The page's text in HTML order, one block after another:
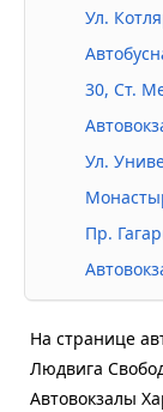
Ул.
30, Ст.
Ул.
Пр.
На странице
Людвига
Автовокзалы